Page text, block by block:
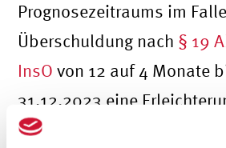
Prognosezeitraums im
Überschuldung nach § 19
InsO von 12 auf 4 Monate
31.12.2023 eine
Beurteilung der